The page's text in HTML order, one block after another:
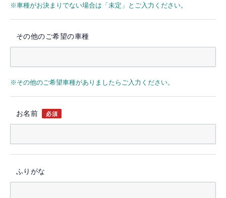
※車種がお決まりでない場合は「未定」とご入力ください。
その他のご希望の車種
※その他のご希望車種がありましたらご入力ください。
お名前 必須
ふりがな